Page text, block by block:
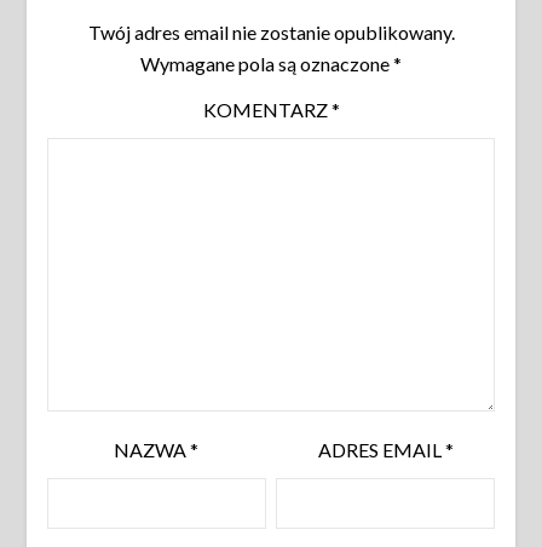
Twój adres email nie zostanie opublikowany.
Wymagane pola są oznaczone*
KOMENTARZ*
NAZWA* ADRES EMAIL *